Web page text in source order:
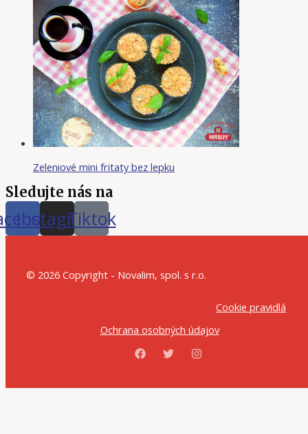
Zeleniové mini fritaty bez lepku
Sledujte nás na
Instagram
Tiktok
© 2026 Copyright - Novalim, spol. s r.o.
Cookie pravidlá
Ochrana osobných údajov